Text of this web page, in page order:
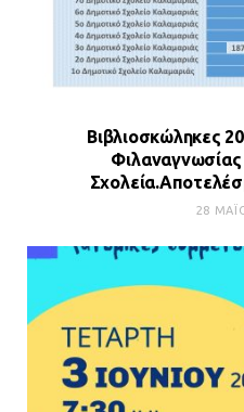
Βιβλιοσκώληκες
Φιλαναγνωσίας
28